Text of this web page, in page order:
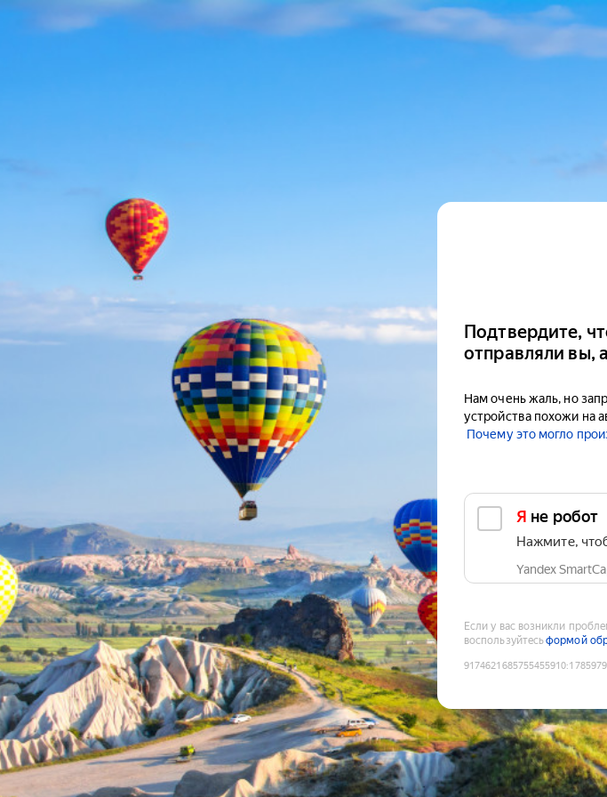
Подтвердите,
отправляли вы,
Нам очень жаль, но
устройства похожи на
Почему это могло
Я не робот
Нажмите,
Yandex
Если у вас возникли
воспользуйтесьформой
9174621685755455910: